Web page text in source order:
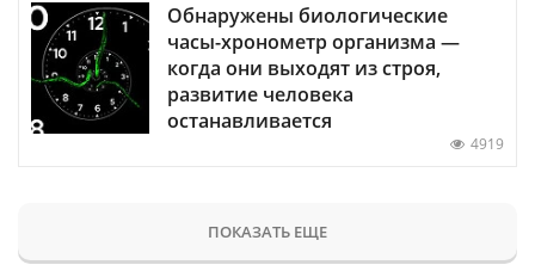
Обнаружены биологические
часы-хронометр организма —
когда они выходят из строя,
развитие человека
останавливается
4919
ПОКАЗАТЬ ЕЩЕ